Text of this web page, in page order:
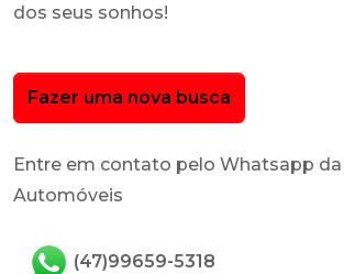
dos seus sonhos!
Fazer uma nova busca
Entre em contato pelo Whatsapp da
Automóveis
(47)99659-5318